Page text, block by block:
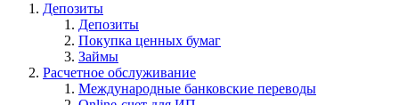
Депозиты
Депозиты
Покупка ценных бумаг
Займы
Расчетное обслуживание
Международные банковские переводы